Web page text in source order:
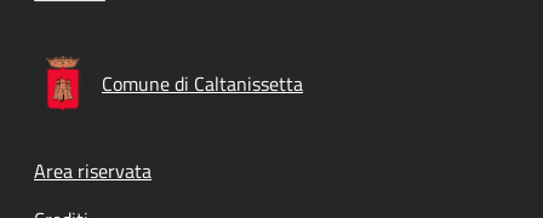
Comune di Caltanissetta
Footer menu
Area riservata